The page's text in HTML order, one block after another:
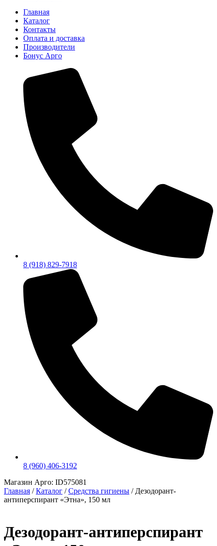
Главная
Каталог
Контакты
Оплата и доставка
Производители
Бонус Арго
8 (918) 829-7918
8 (960) 406-3192
Магазин Арго: ID575081
Главная / Каталог / Средства гигиены / Дезодорант-
антиперспирант «Этна», 150 мл
Дезодорант-антиперспирант